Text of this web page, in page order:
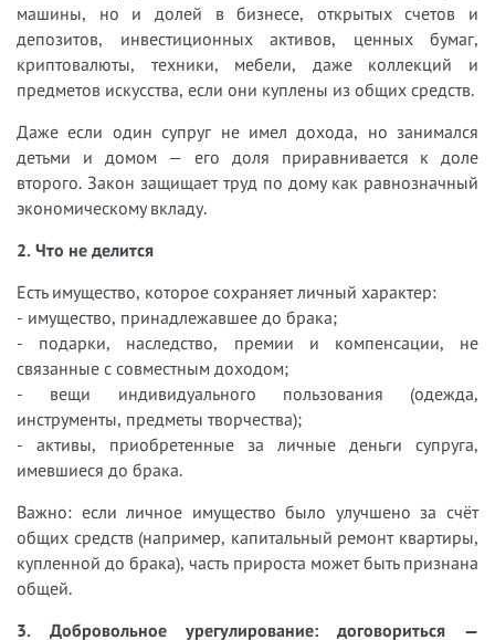
машины, но и долей в бизнесе, открытых счетов и
депозитов, инвестиционных активов, ценных бумаг,
криптовалюты, техники, мебели, даже коллекций и
предметов искусства, если они куплены из общих средств.
Даже если один супруг не имел дохода, но занимался
детьми и домом — его доля приравнивается к доле
второго. Закон защищает труд по дому как равнозначный
экономическому вкладу.
2. Что не делится
Есть имущество, которое сохраняет личный характер:
- имущество, принадлежавшее до брака;
- подарки, наследство, премии и компенсации, не
связанные с совместным доходом;
- вещи индивидуального пользования (одежда,
инструменты, предметы творчества);
- активы, приобретенные за личные деньги супруга,
имевшиеся до брака.
Важно: если личное имущество было улучшено за счёт
общих средств (например, капитальный ремонт квартиры,
купленной до брака), часть прироста может быть признана
общей.
3. Добровольное урегулирование: договориться —